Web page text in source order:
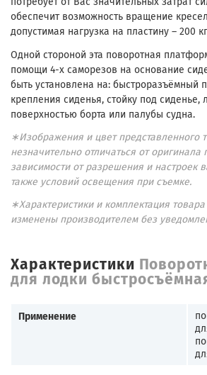
обеспечит возможность вращение
допустимая нагрузка на пластину – 200
Одной стороной эта поворотная
помощи 4-х саморезов на основание
быть установлена на: быстроразъёмный
крепления сиденья, стойку под
поверхностью борта или палубы судна.
∗Изображения и цвет представленного
незначительно отличаться от оригинала
зависимости от разрешения и настроек
также условий освещения при съемке.
∗Характеристики и комплектация
изменены производителем без
Характеристики
для лодки
Применение